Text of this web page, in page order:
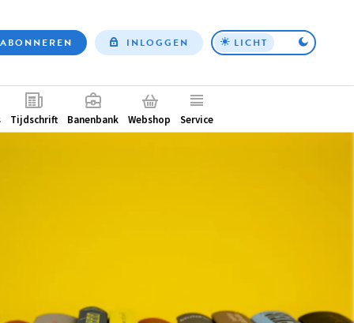
Top
ABONNEREN INLOGGEN LICHT
Tijdschrift Banenbank Webshop Service